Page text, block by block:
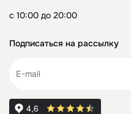
с 10:00 до 20:00
Подписаться на рассылку